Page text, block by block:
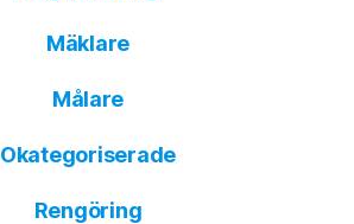
Mäklare
Målare
Okategoriserade
Rengöring